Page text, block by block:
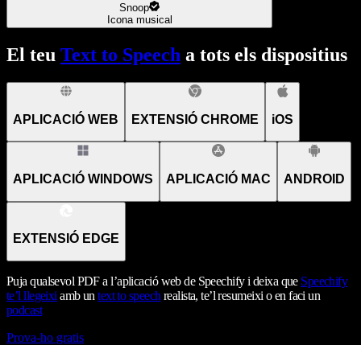
Snoop
Icona musical
El teu Text to Speech a tots els dispositius
APLICACIÓ WEB EXTENSIÓ CHROME iOS
APLICACIÓ WINDOWS APLICACIÓ MAC ANDROID
EXTENSIÓ EDGE
Puja qualsevol PDF a l’aplicació web de Speechify i deixa que Speechify
te’l llegeixi amb untext to speech realista, te’l resumeixi o en faci un
podcast
Prova-ho gratis